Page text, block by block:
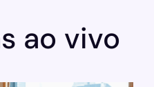
ao vivo